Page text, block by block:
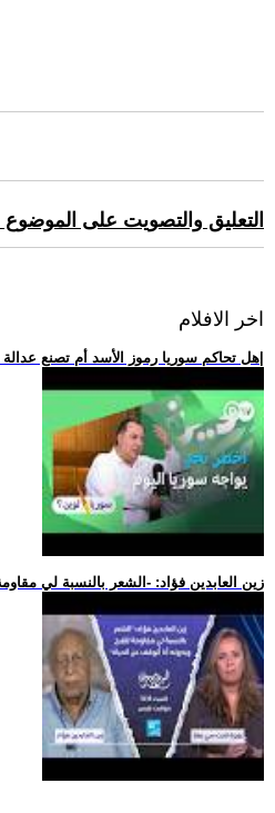
التعليق والتصويت على
اخر الافلام
.. زين العابدين فؤاد: -الشعر بالنسبة لي